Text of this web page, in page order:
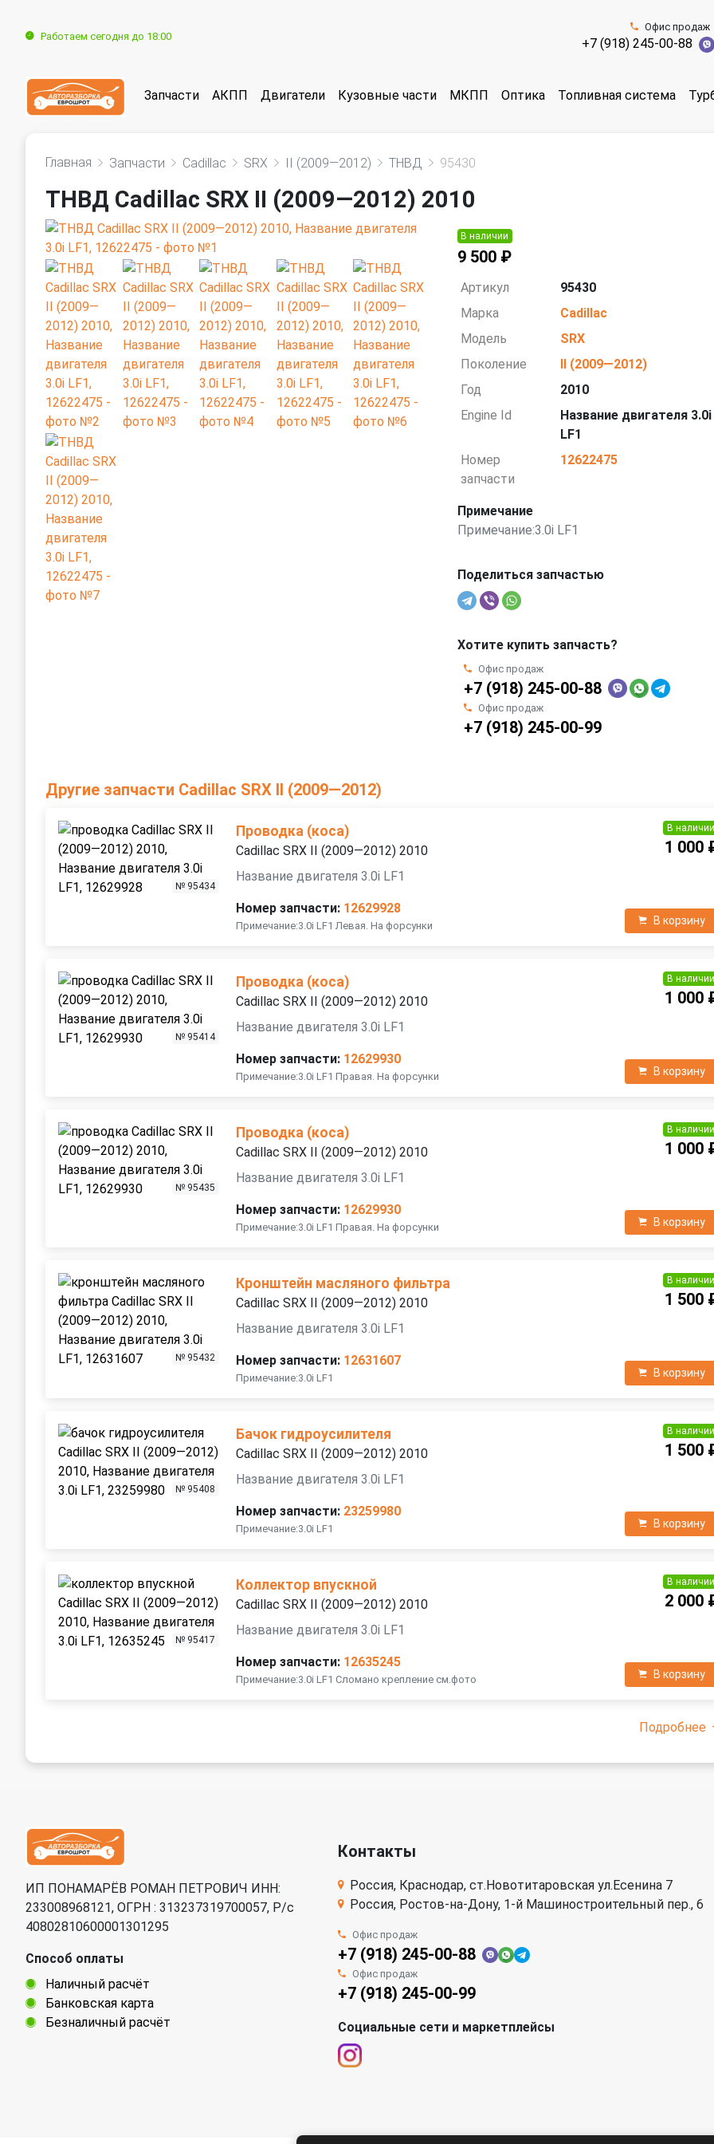
Работаем сегодня до 18:00
Офис продаж
+7 (918) 245-00-88
Запчасти АКПП Двигатели Кузовные части МКПП Оптика Топливная система
Главная Запчасти Cadillac SRX II (2009—2012) ТНВД 95430
ТНВД Cadillac SRX II (2009—2012) 2010
В наличии
9 500 ₽
Артикул
95430
Марка
Cadillac
Модель
SRX
Поколение
II (2009—2012)
Год
2010
Engine Id
Название двигателя 3.0i
LF1
Номер
запчасти
12622475
Примечание
Примечание:3.0i LF1
Поделиться запчастью
Хотите купить запчасть?
Офис продаж
+7 (918) 245-00-88
Офис продаж
+7 (918) 245-00-99
Другие запчасти Cadillac SRX II (2009—2012)
№ 95434
Проводка (коса)
Cadillac SRX II (2009—2012) 2010
Название двигателя 3.0i LF1
Номер запчасти: 12629928
Примечание:3.0i LF1 Левая. На форсунки
В наличии
1 000
В корзину
№ 95414
Проводка (коса)
Cadillac SRX II (2009—2012) 2010
Название двигателя 3.0i LF1
Номер запчасти: 12629930
Примечание:3.0i LF1 Правая. На форсунки
В наличии
1 000
В корзину
№ 95435
Проводка (коса)
Cadillac SRX II (2009—2012) 2010
Название двигателя 3.0i LF1
Номер запчасти: 12629930
Примечание:3.0i LF1 Правая. На форсунки
В наличии
1 000
В корзину
№ 95432
Кронштейн масляного фильтра
Cadillac SRX II (2009—2012) 2010
Название двигателя 3.0i LF1
Номер запчасти: 12631607
Примечание:3.0i LF1
В наличии
1 500
В корзину
№ 95408
Бачок гидроусилителя
Cadillac SRX II (2009—2012) 2010
Название двигателя 3.0i LF1
Номер запчасти: 23259980
Примечание:3.0i LF1
В наличии
1 500
В корзину
№ 95417
Коллектор впускной
Cadillac SRX II (2009—2012) 2010
Название двигателя 3.0i LF1
Номер запчасти: 12635245
Примечание:3.0i LF1 Сломано крепление см.фото
В наличии
2 000
В корзину
Подробнее
ИП ПОНАМАРЁВ РОМАН ПЕТРОВИЧ ИНН:
233008968121, ОГРН : 313237319700057, Р/c
40802810600001301295
Способ оплаты
Наличный расчёт
Банковская карта
Безналичный расчёт
Контакты
Россия, Краснодар, ст.Новотитаровская ул.Есенина 7
Россия, Ростов-на-Дону, 1-й Машиностроительный пер., 6
Офис продаж
+7 (918) 245-00-88
Офис продаж
+7 (918) 245-00-99
Социальные сети и маркетплейсы